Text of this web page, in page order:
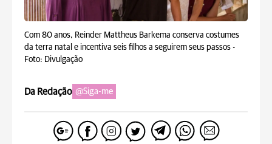
Com 80 anos, Reinder Mattheus Barkema conserva costumes
da terra natal e incentiva seis filhos a seguirem seus passos -
Foto: Divulgação
Da Redação @Siga-me